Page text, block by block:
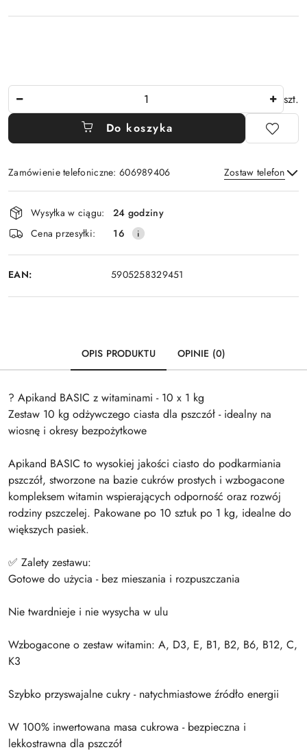
szt.
Do koszyka
Zamówienie telefoniczne: 606989406 Zostaw telefon
Wyślij
Dostępność
i
dostawa
Wysyłka w ciągu:
24 godziny
Cena przesyłki:
16
EAN: 5905258329451
OPIS PRODUKTU OPINIE (0)
? Apikand BASIC z witaminami - 10 x 1 kg
Zestaw 10 kg odżywczego ciasta dla pszczół - idealny na
wiosnę i okresy bezpożytkowe
Apikand BASIC to wysokiej jakości ciasto do podkarmiania
pszczół, stworzone na bazie cukrów prostych i wzbogacone
kompleksem witamin wspierających odporność oraz rozwój
rodziny pszczelej. Pakowane po 10 sztuk po 1 kg, idealne do
większych pasiek.
✅ Zalety zestawu:
Gotowe do użycia - bez mieszania i rozpuszczania
Nie twardnieje i nie wysycha w ulu
Wzbogacone o zestaw witamin: A, D3, E, B1, B2, B6, B12, C,
K3
Szybko przyswajalne cukry - natychmiastowe źródło energii
W 100% inwertowana masa cukrowa - bezpieczna i
lekkostrawna dla pszczół